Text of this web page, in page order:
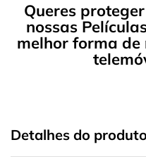
Queres
nossas
melhor forma de
Detalhes do produto